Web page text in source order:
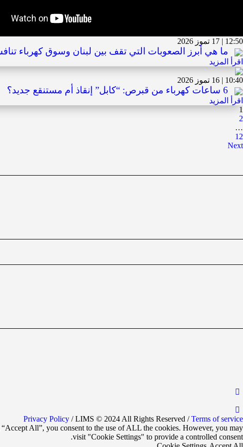
12:50 | 17 تموز 2026
ما هي أبرز الصعوبات التي تقف بين لبنان وسوق كهرباء
اقرأ المزيد
10:40 | 16 تموز 2026
اقرأ المزيد
1
2
…
12
Next
Privacy Policy / LIMS © 2024 All Rights Reserved /Terms of service
All”, you consent to the use of ALL the cookies. However, you may
visit "Cookie Settings" to provide a controlled consent.